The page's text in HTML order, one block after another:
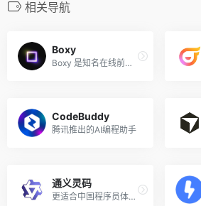
相关导航
Boxy
Boxy 是知名在线前端代码编辑...
CodeBuddy
腾讯推出的AI编程助手
通义灵码
更适合中国程序员体质的AI代码工具